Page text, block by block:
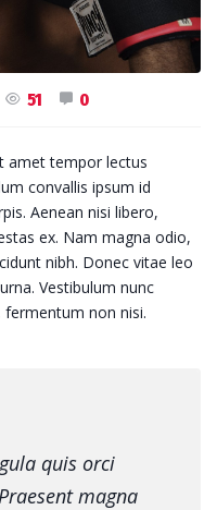
51 0
amet tempor lectus
convallis ipsum id
Aenean nisi libero,
ex. Nam magna odio,
nibh. Donec vitae leo
Vestibulum nunc
fermentum non nisi.
quis orci
magna